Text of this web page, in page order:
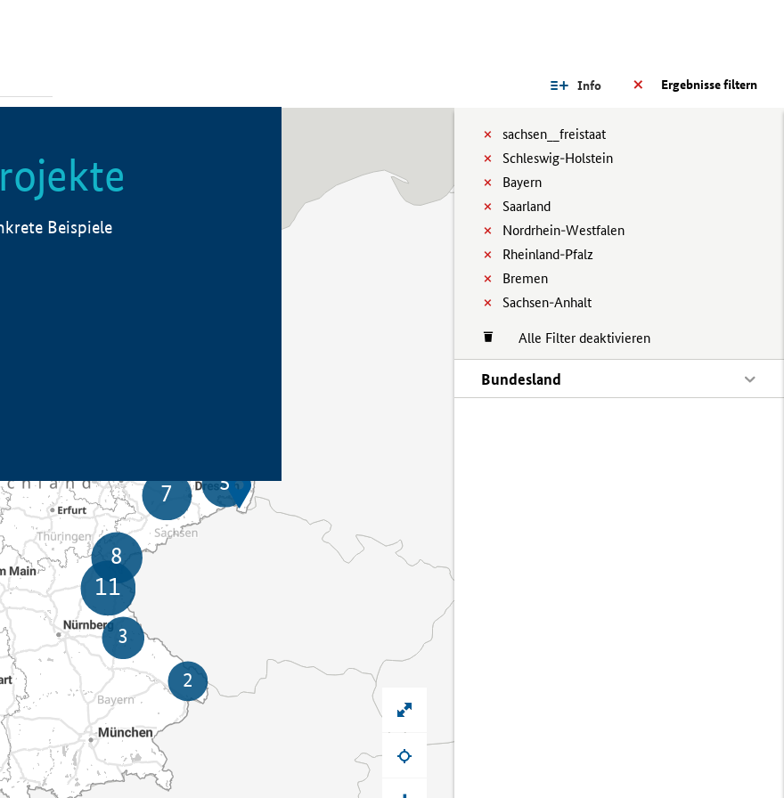
Ergebnisse filtern
Info
sachsen__freistaat
Schleswig-Holstein
Bayern
Saarland
Nordrhein-Westfalen
Rheinland-Pfalz
Bremen
Sachsen-Anhalt
Alle Filter deaktivieren
Bundesland
Beispiele